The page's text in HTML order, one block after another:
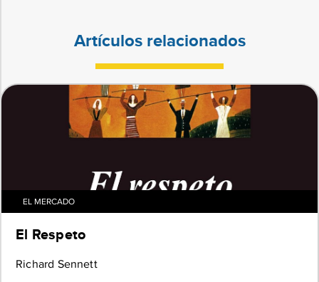
Artículos relacionados
EL MERCADO
El Respeto
Richard Sennett